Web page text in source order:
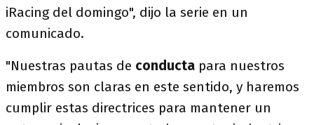
iRacing del domingo", dijo la serie en un
comunicado.
"Nuestras pautas de conducta para nuestros
miembros son claras en este sentido, y haremos
cumplir estas directrices para mantener un